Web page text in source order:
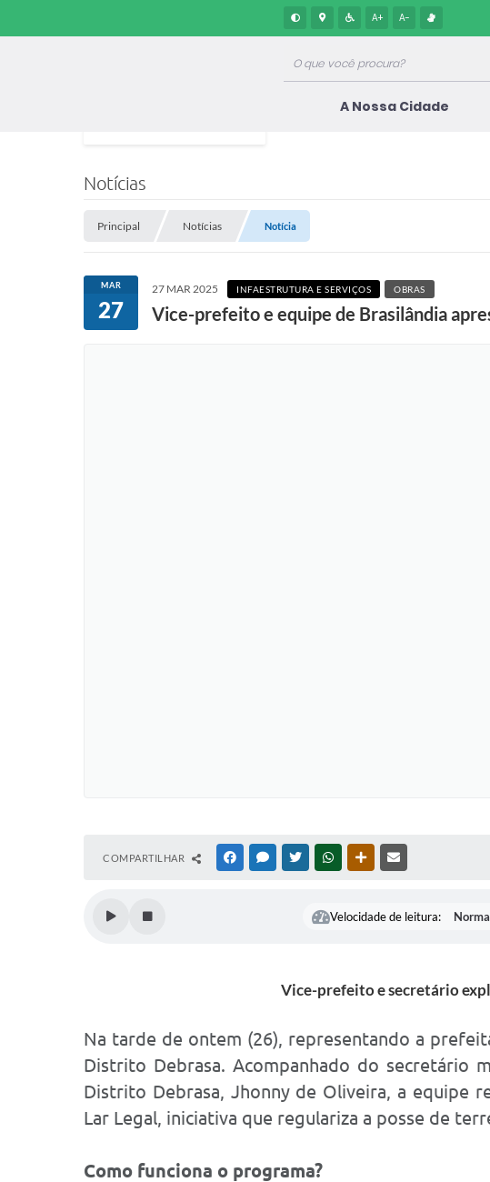
A+ A-
A Nossa Cidade
Notícias
Principal Notícias Notícia
MAR
27
27 MAR 2025 INFAESTRUTURA E SERVIÇOS OBRAS
Vice-prefeito e equipe de Brasilândia
COMPARTILHAR FACEBOOKMESSENGER
TWITTERWHATSAPPOUTRAS MÍDIAS
Velocidade de leitura:
Vice-prefeito e secretário
Na tarde de ontem (26), representando a
Distrito Debrasa. Acompanhado do secretário
Distrito Debrasa, Jhonny de Oliveira, a equipe
Lar Legal, iniciativa que regulariza a posse de
Como funciona o programa?